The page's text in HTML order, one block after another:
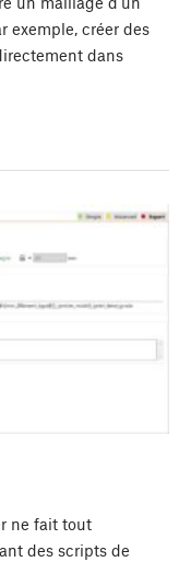
exemple, créer des
dans
ne fait tout
des scripts de